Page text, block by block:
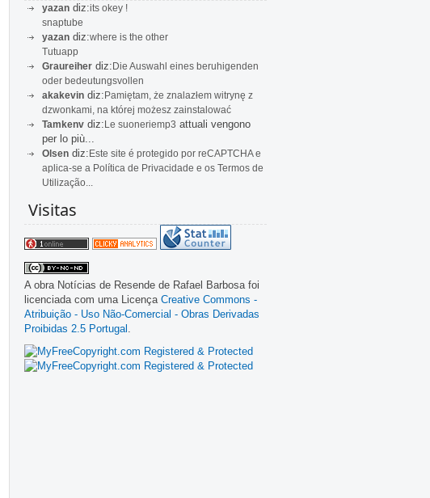
yazan diz:its okey !
snaptube
yazan diz:where is the other
Tutuapp
Graureiher diz:Die Auswahl eines beruhigenden
oder bedeutungsvollen
akakevin diz:Pamiętam, że znalazłem witrynę z
dzwonkami, na której możesz zainstalować
Tamkenv diz:Le suoneriemp3 attuali vengono
per lo più...
Olsen diz:Este site é protegido por reCAPTCHA e
aplica-se a Política de Privacidade e os Termos de
Utilização...
Visitas
A obra Notícias de Resende de Rafael Barbosa foi
licenciada com uma Licença Creative Commons -
Atribuição - Uso Não-Comercial - Obras Derivadas
Proibidas 2.5 Portugal